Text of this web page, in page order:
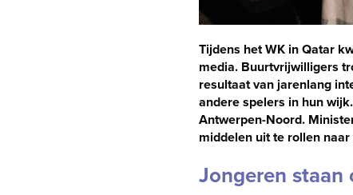
Tijdens het WK in Qatar
media. Buurtvrijwilligers
resultaat van jarenlang
andere spelers in hun
Antwerpen-Noord.
middelen uit te rollen
Jongeren staan